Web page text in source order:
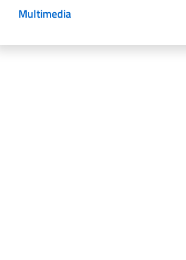
Multimedia